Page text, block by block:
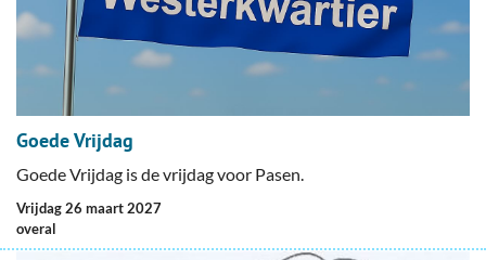
Goede Vrijdag
Goede Vrijdag is de vrijdag voor Pasen.
vrijdag 26 maart 2027
overal